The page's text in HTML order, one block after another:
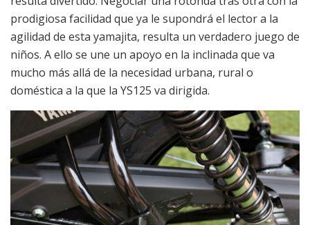
prodigiosa facilidad que ya le supondrá el lector a la
agilidad de esta yamajita, resulta un verdadero juego de
niños. A ello se une un apoyo en la inclinada que va
mucho más allá de la necesidad urbana, rural o
doméstica a la que la YS125 va dirigida.